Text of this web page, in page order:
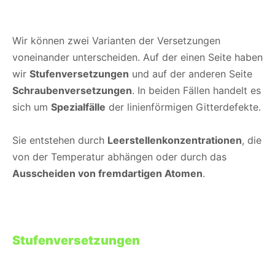
Wir können zwei Varianten der Versetzungen
voneinander unterscheiden. Auf der einen Seite haben
wir Stufenversetzungen und auf der anderen Seite
Schraubenversetzungen. In beiden Fällen handelt es
sich um Spezialfälle der linienförmigen Gitterdefekte.
Sie entstehen durch Leerstellenkonzentrationen, die
von der Temperatur abhängen oder durch das
Ausscheiden von fremdartigen Atomen.
Stufenversetzungen